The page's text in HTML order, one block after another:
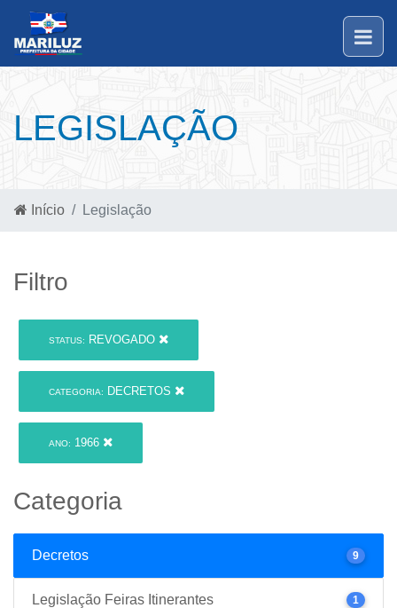
LEGISLAÇÃO
Início Legislação
Filtro
STATUS: REVOGADO
CATEGORIA: DECRETOS
ANO: 1966
Categoria
Decretos 9
Legislação Feiras Itinerantes 1